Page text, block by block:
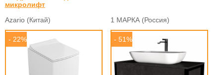
микролифт
Azario (Китай)
- 22%
1 МАРКА (Россия)
- 51%